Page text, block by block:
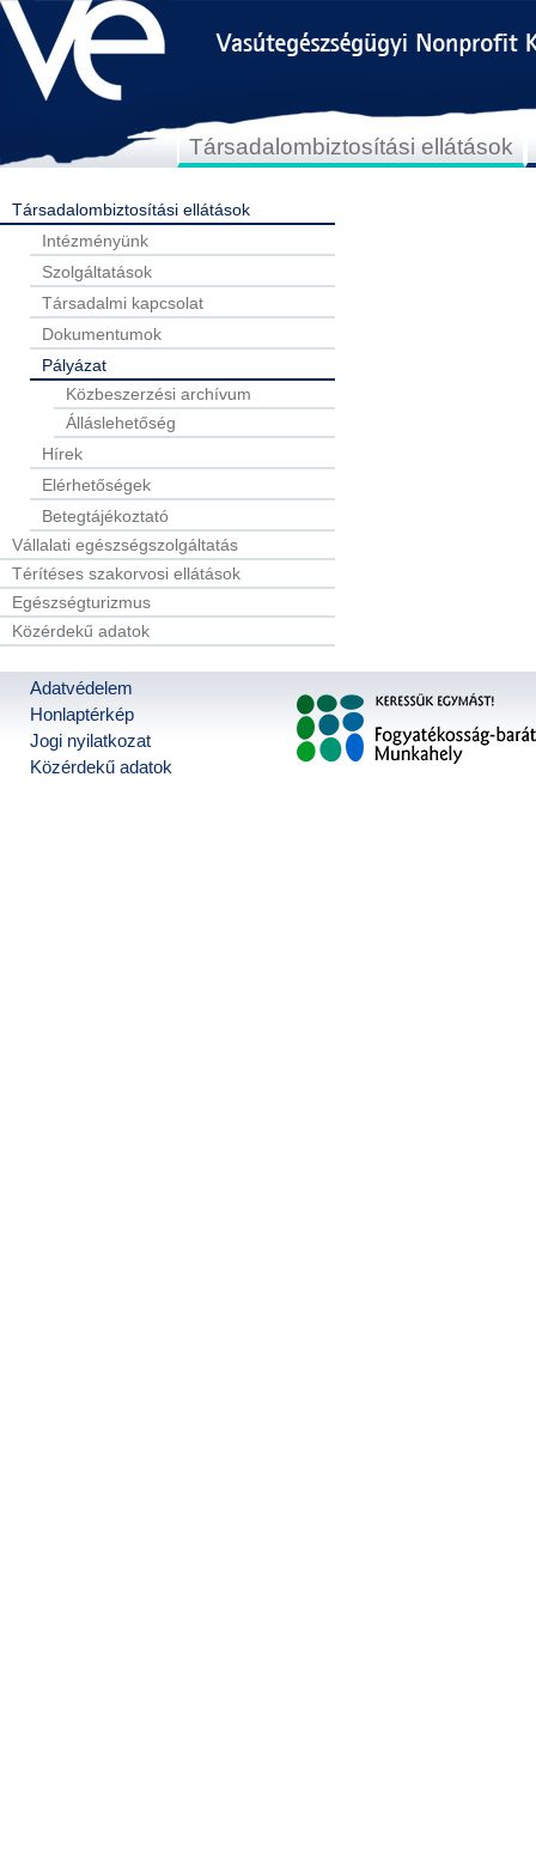
Társadalombiztosítási ellátások
Társadalombiztosítási ellátások
Intézményünk
Szolgáltatások
Társadalmi kapcsolat
Dokumentumok
Pályázat
Közbeszerzési archívum
Álláslehetőség
Hírek
Elérhetőségek
Betegtájékoztató
Vállalati egészségszolgáltatás
Térítéses szakorvosi ellátások
Egészségturizmus
Közérdekű adatok
Adatvédelem
Honlaptérkép
Jogi nyilatkozat
Közérdekű adatok